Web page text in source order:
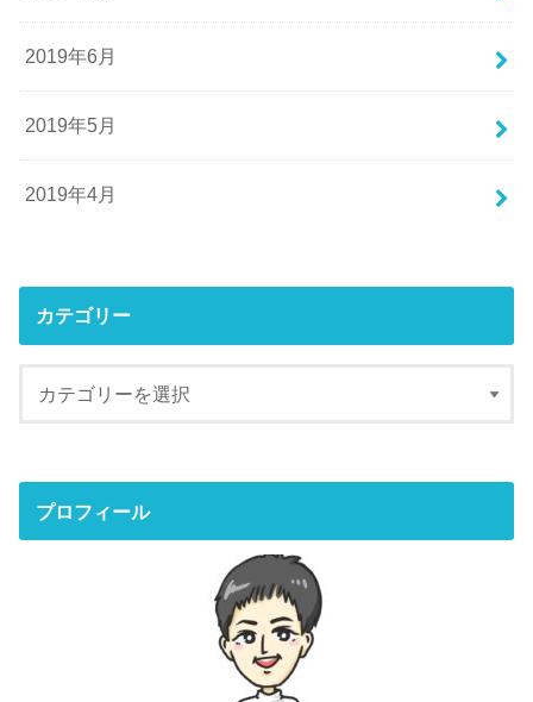
2019年6月
2019年5月
2019年4月
カテゴリー
プロフィール